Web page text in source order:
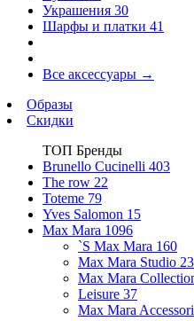
Украшения 30
Шарфы и платки 41
Все аксессуары →
Образы
Скидки
ТОП Бренды
Brunello Cucinelli 403
The row 22
Toteme 79
Yves Salomon 15
Max Mara 1096
`S Max Mara 160
Max Mara Studio
Max Mara
Leisure 37
Max Mara